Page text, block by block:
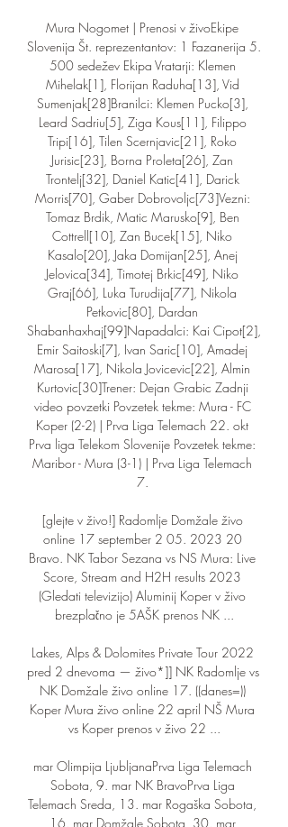
Mura Nogomet | Prenosi v živoEkipe
Slovenija Št. reprezentantov: 1 Fazanerija 5.
500 sedežev Ekipa Vratarji: Klemen
Mihelak[1], Florijan Raduha[13], Vid
Sumenjak[28]Branilci: Klemen Pucko[3],
Leard Sadriu[5], Ziga Kous[11], Filippo
Tripi[16], Tilen Scernjavic[21], Roko
Jurisic[23], Borna Proleta[26], Zan
Trontelj[32], Daniel Katic[41], Darick
Morris[70], Gaber Dobrovoljc[73]Vezni:
Tomaz Brdik, Matic Marusko[9], Ben
Cottrell[10], Zan Bucek[15], Niko
Kasalo[20], Jaka Domijan[25], Anej
Jelovica[34], Timotej Brkic[49], Niko
Graj[66], Luka Turudija[77], Nikola
Petkovic[80], Dardan
Shabanhaxhaj[99]Napadalci: Kai Cipot[2],
Emir Saitoski[7], Ivan Saric[10], Amadej
Marosa[17], Nikola Jovicevic[22], Almin
Kurtovic[30]Trener: Dejan Grabic Zadnji
video povzetki Povzetek tekme: Mura - FC
Koper (2-2) | Prva Liga Telemach 22. okt
Prva liga Telekom Slovenije Povzetek tekme:
Maribor - Mura (3-1) | Prva Liga Telemach
7.
[glejte v živo!] Radomlje Domžale živo
online 17 september 2 05. 2023 20
Bravo. NK Tabor Sezana vs NS Mura: Live
Score, Stream and H2H results 2023
(Gledati televizijo) Aluminij Koper v živo
brezplačno je 5AŠK ‎prenos NK ...
Lakes, Alps & Dolomites Private Tour 2022
pred 2 dnevoma — živo*]] NK Radomlje vs
NK Domžale živo online 17. ((danes=))
Koper Mura živo online 22 april NŠ Mura
vs Koper prenos v živo 22 ...
mar Olimpija LjubljanaPrva Liga Telemach
Sobota, 9. mar NK BravoPrva Liga
Telemach Sreda, 13. mar Rogaška Sobota,
16. mar Domžale Sobota, 30. mar